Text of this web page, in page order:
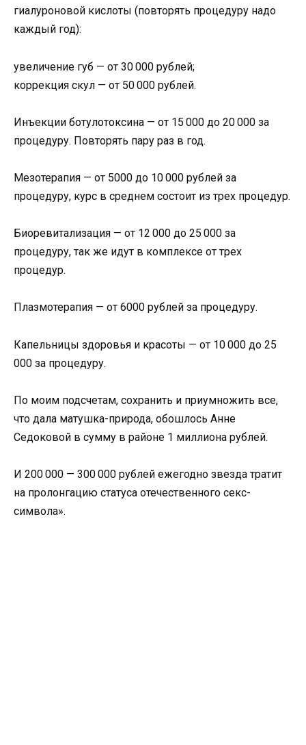
гиалуроновой кислоты (повторять процедуру надо
каждый год):
увеличение губ — от 30 000 рублей;
коррекция скул — от 50 000 рублей.
Инъекции ботулотоксина — от 15 000 до 20 000 за
процедуру. Повторять пару раз в год.
Мезотерапия — от 5000 до 10 000 рублей за
процедуру, курс в среднем состоит из трех процедур.
Биоревитализация — от 12 000 до 25 000 за
процедуру, так же идут в комплексе от трех
процедур.
Плазмотерапия — от 6000 рублей за процедуру.
Капельницы здоровья и красоты — от 10 000 до 25
000 за процедуру.
По моим подсчетам, сохранить и приумножить все,
что дала матушка-природа, обошлось Анне
Седоковой в сумму в районе 1 миллиона рублей.
И 200 000 — 300 000 рублей ежегодно звезда тратит
на пролонгацию статуса отечественного секс-
символа».